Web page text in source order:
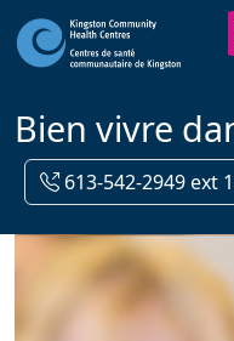
Bien vivre
613-542-2949 ext